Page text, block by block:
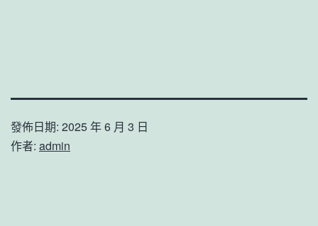
發佈日期: 2025 年 6 月 3 日
作者: admin